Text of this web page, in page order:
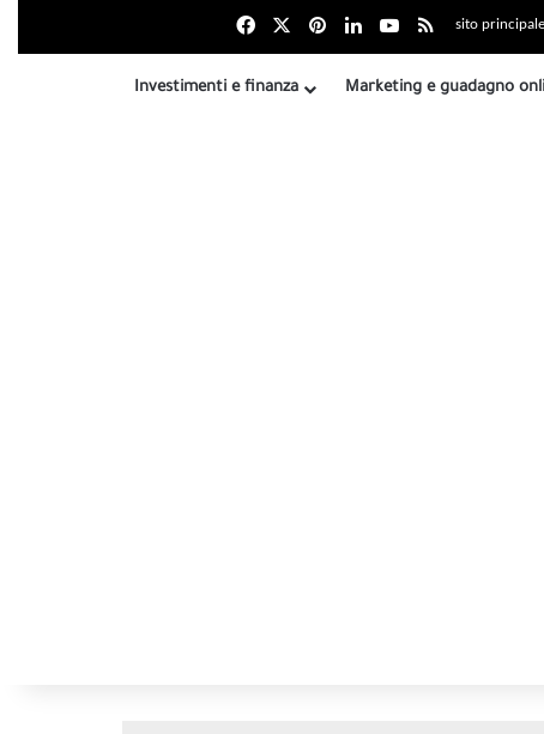
Facebookبينتيريست
LinkedInYoutubeRiepilogo sito
sito principale
Investimenti e finanza Marketing e guadagno